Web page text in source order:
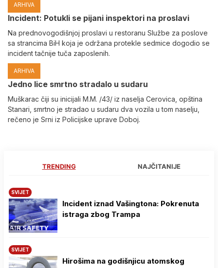
ARHIVA
Incident: Potukli se pijani inspektori na proslavi
Na prednovogodišnjoj proslavi u restoranu Službe za poslove
sa strancima BiH koja je održana protekle sedmice dogodio se
incident tačnije tuča zaposlenih.
ARHIVA
Јedno lice smrtno stradalo u sudaru
Muškarac čiji su inicijali M.M. /43/ iz naselja Cerovica, opština
Stanari, smrtno je stradao u sudaru dva vozila u tom naselju,
rečeno je Srni iz Policijske uprave Doboj.
TRENDING NAJČITANIJE
SVIJET
Incident iznad Vašingtona: Pokrenuta
istraga zbog Trampa
SVIJET
Hirošima na godišnjicu atomskog